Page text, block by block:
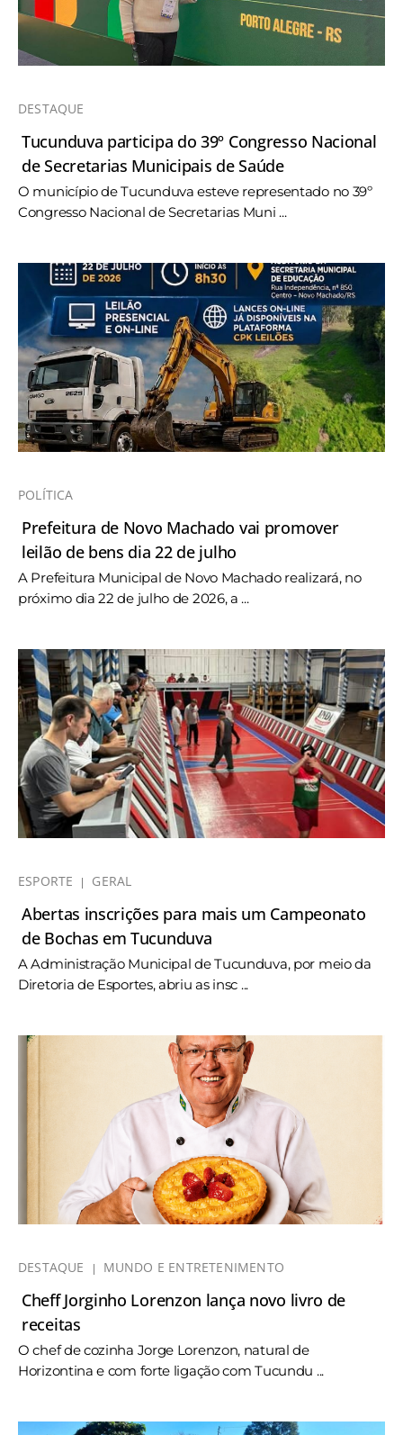
DESTAQUE
Tucunduva participa do 39º Congresso Nacional
de Secretarias Municipais de Saúde
O município de Tucunduva esteve representado no 39º
Congresso Nacional de Secretarias Muni ...
POLÍTICA
Prefeitura de Novo Machado vai promover
leilão de bens dia 22 de julho
A Prefeitura Municipal de Novo Machado realizará, no
próximo dia 22 de julho de 2026, a ...
ESPORTE GERAL
Abertas inscrições para mais um Campeonato
de Bochas em Tucunduva
A Administração Municipal de Tucunduva, por meio da
Diretoria de Esportes, abriu as insc ...
DESTAQUE MUNDO E ENTRETENIMENTO
Cheff Jorginho Lorenzon lança novo livro de
receitas
O chef de cozinha Jorge Lorenzon, natural de
Horizontina e com forte ligação com Tucundu ...